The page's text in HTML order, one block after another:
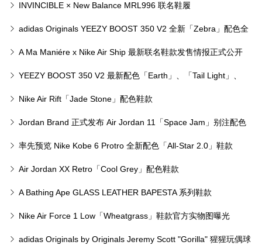
INVINCIBLE × New Balance MRL996 联名鞋履
adidas Originals YEEZY BOOST 350 V2 全新「Zebra」配色全
球发售店铺一览
A Ma Maniére x Nike Air Ship 最新联名鞋款发售情报正式公开
YEEZY BOOST 350 V2 最新配色「Earth」、「Tail Light」、
「Flax」将采地区限定发售
Nike Air Rift「Jade Stone」配色鞋款
Jordan Brand 正式发布 Air Jordan 11「Space Jam」别注配色
鞋款率先预览 Nike Kobe 6 Protro 全新配色「All-Star 2.0」鞋款
Air Jordan XX Retro「Cool Grey」配色鞋款
A Bathing Ape GLASS LEATHER BAPESTA 系列鞋款
Nike Air Force 1 Low「Wheatgrass」鞋款官方实物图曝光
adidas Originals by Originals Jeremy Scott "Gorilla" 猩猩玩偶球